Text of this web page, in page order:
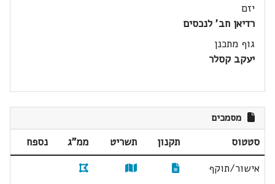
יזם
רדיאן חב' לנכסים
גוף מתכנן
יעקב קסלר
מסמכים
סטטוס תקנון תשריט ממ"ג
נספח
אישור/תוקף